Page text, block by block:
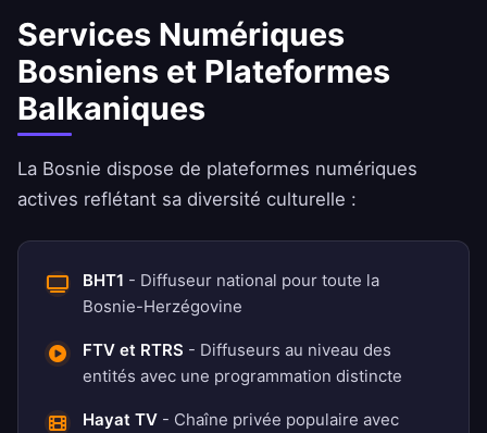
Services Numériques
Bosniens et Plateformes
Balkaniques
La Bosnie dispose de plateformes numériques
actives reflétant sa diversité culturelle :
BHT1 - Diffuseur national pour toute la
Bosnie-Herzégovine
FTV et RTRS - Diffuseurs au niveau des
entités avec une programmation distincte
Hayat TV - Chaîne privée populaire avec